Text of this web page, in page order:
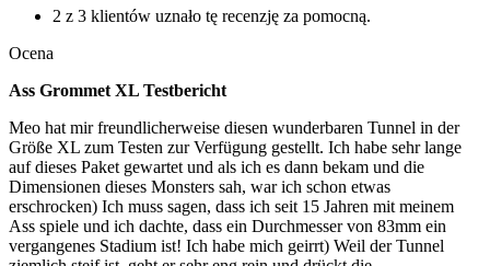
2 z 3 klientów uznało tę recenzję za pomocną.
Ocena
Ass Grommet XL Testbericht
Meo hat mir freundlicherweise diesen wunderbaren Tunnel in der
Größe XL zum Testen zur Verfügung gestellt. Ich habe sehr lange
auf dieses Paket gewartet und als ich es dann bekam und die
Dimensionen dieses Monsters sah, war ich schon etwas
erschrocken) Ich muss sagen, dass ich seit 15 Jahren mit meinem
Ass spiele und ich dachte, dass ein Durchmesser von 83mm ein
vergangenes Stadium ist! Ich habe mich geirrt) Weil der Tunnel